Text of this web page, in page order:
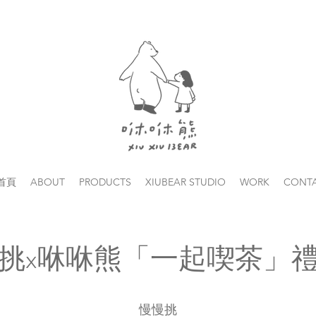
頁 ABOUT PRODUCTS XIUBEAR STUDIO WORK
x咻咻熊「一起喫茶」禮
慢慢挑